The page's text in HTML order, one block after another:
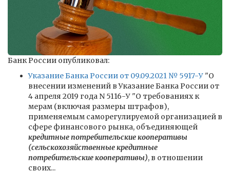
Банк России опубликовал:
Указание Банка России от 09.09.2021 № 5917-У "О
внесении изменений в Указание Банка России от
4 апреля 2019 года N 5116-У "О требованиях к
мерам (включая размеры штрафов),
применяемым саморегулируемой организацией в
сфере финансового рынка, объединяющей
кредитные потребительские кооперативы
(сельскохозяйственные кредитные
потребительские кооперативы), в отношении
своих...